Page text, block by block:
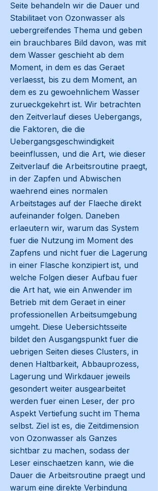
Seite behandeln wir die Dauer und
Stabilitaet von Ozonwasser als
uebergreifendes Thema und geben
ein brauchbares Bild davon, was mit
dem Wasser geschieht ab dem
Moment, in dem es das Geraet
verlaesst, bis zu dem Moment, an
dem es zu gewoehnlichem Wasser
zurueckgekehrt ist. Wir betrachten
den Zeitverlauf dieses Uebergangs,
die Faktoren, die die
Uebergangsgeschwindigkeit
beeinflussen, und die Art, wie dieser
Zeitverlauf die Arbeitsroutine praegt,
in der Zapfen und Abwischen
waehrend eines normalen
Arbeitstages auf der Flaeche direkt
aufeinander folgen. Daneben
erlaeutern wir, warum das System
fuer die Nutzung im Moment des
Zapfens und nicht fuer die Lagerung
in einer Flasche konzipiert ist, und
welche Folgen dieser Aufbau fuer
die Art hat, wie ein Anwender im
Betrieb mit dem Geraet in einer
professionellen Arbeitsumgebung
umgeht. Diese Uebersichtsseite
bildet den Ausgangspunkt fuer die
uebrigen Seiten dieses Clusters, in
denen Haltbarkeit, Abbauprozess,
Lagerung und Wirkdauer jeweils
gesondert weiter ausgearbeitet
werden fuer einen Leser, der pro
Aspekt Vertiefung sucht im Thema
selbst. Ziel ist es, die Zeitdimension
von Ozonwasser als Ganzes
sichtbar zu machen, sodass der
Leser einschaetzen kann, wie die
Dauer die Arbeitsroutine praegt und
warum eine direkte Verbindung